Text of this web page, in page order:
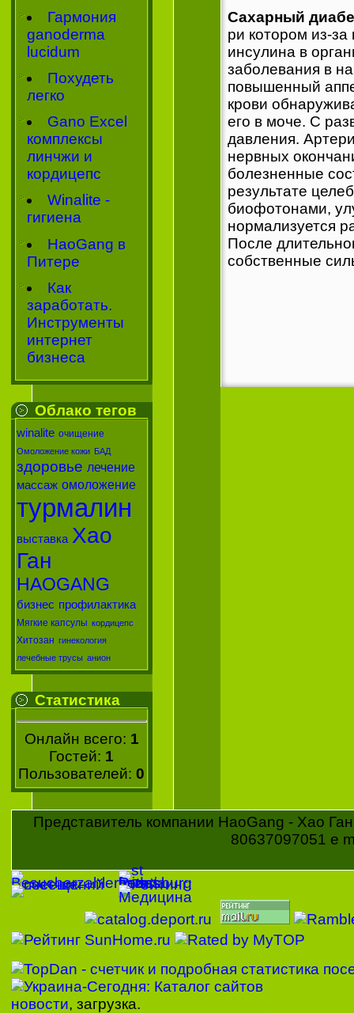
Гармония
ganoderma
lucidum
Похудеть
легко
Gano Excel
комплексы
линчжи и
кордицепс
Winalite -
гигиена
HaoGang в
Питере
Как
заработать.
Инструменты
интернет
бизнеса
Облако тегов
winalite очищение
Омоложение кожи БАД
здоровье лечение
массаж омоложение
турмалин
выставка Хао
Ган
HAOGANG
бизнес профилактика
Мягкие капсулы кордицепс
Хитозан гинекология
лечебные трусы анион
Статистика
Онлайн всего: 1
Гостей: 1
Пользователей:0
Сахарный
ри котором из-
инсулина в
заболевания в
повышенный
крови
его в моче. С
давления.
нервных
болезненные
результате
биофотонами,
нормализуется
После
собственные
Представитель компании HaoGang - Хао
80637097051 e
новости, загрузка.